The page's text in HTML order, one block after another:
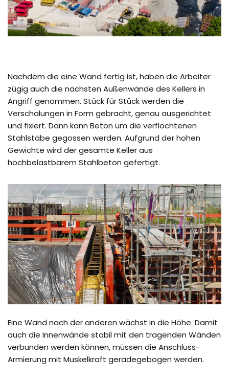
Nachdem die eine Wand fertig ist, haben die Arbeiter
zügig auch die nächsten Außenwände des Kellers in
Angriff genommen. Stück für Stück werden die
Verschalungen in Form gebracht, genau ausgerichtet
und fixiert. Dann kann Beton um die verflochtenen
Stahlstäbe gegossen werden. Aufgrund der hohen
Gewichte wird der gesamte Keller aus
hochbelastbarem Stahlbeton gefertigt.
Eine Wand nach der anderen wächst in die Höhe. Damit
auch die Innenwände stabil mit den tragenden Wänden
verbunden werden können, müssen die Anschluss-
Armierung mit Muskelkraft geradegebogen werden.